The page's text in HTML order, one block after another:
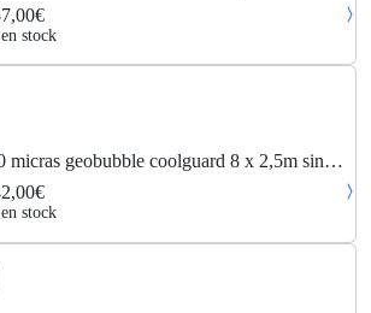
en stock
micras geobubble coolguard 8 x 2,5m sin
en stock